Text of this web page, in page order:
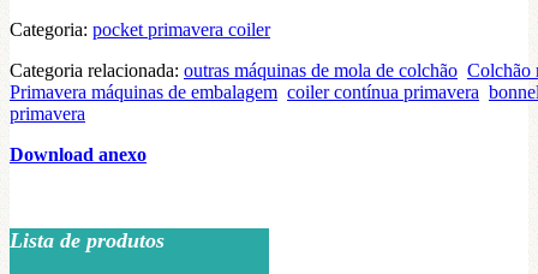
Categoria: pocket primavera coiler
Categoria relacionada: outras máquinas de mola de colchão Colchão
Primavera máquinas de embalagem coiler contínua primavera
primavera
Download anexo
Lista de produtos